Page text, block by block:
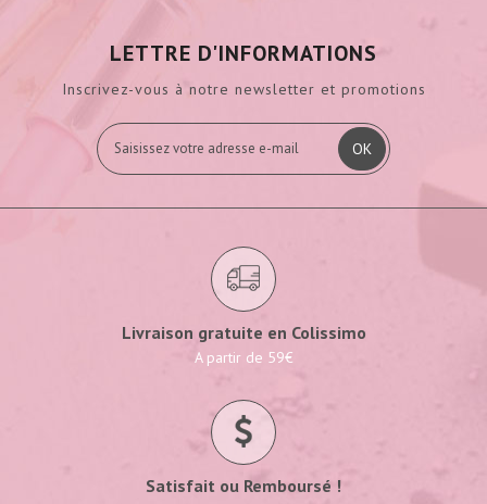
LETTRE D'INFORMATIONS
Inscrivez-vous à notre newsletter et promotions
OK
Livraison gratuite en Colissimo
A partir de 59€
Satisfait ou Remboursé !